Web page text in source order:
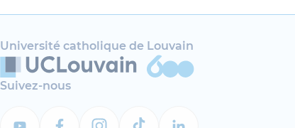
Université catholique de Louvain
Suivez-nous